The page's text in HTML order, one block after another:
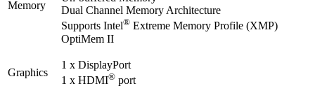
Memory
Dual Channel Memory Architecture
Supports Intel® Extreme Memory Profile (XMP)
OptiMem II
Graphics
1 x DisplayPort
1 x HDMI® port